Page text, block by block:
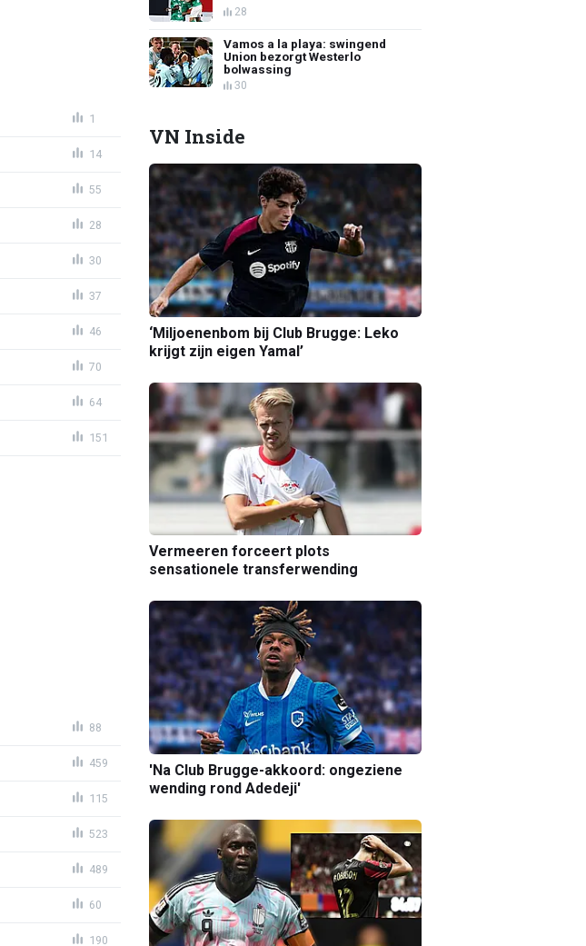
1
14
55
28
30
37
46
70
64
151
88
459
115
523
489
60
190
28
Vamos a la playa: swingend
Union bezorgt Westerlo
bolwassing
30
VN Inside
‘Miljoenenbom bij Club Brugge: Leko
krijgt zijn eigen Yamal’
Vermeeren forceert plots
sensationele transferwending
'Na Club Brugge-akkoord: ongeziene
wending rond Adedeji'